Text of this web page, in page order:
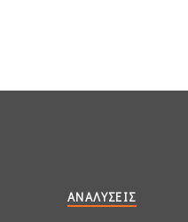
ΑΝΑΛΎΣΕΙΣ